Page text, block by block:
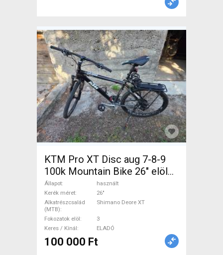
KTM Pro XT Disc aug 7-8-9
100k Mountain Bike 26" elöl
teleszkópos Shimano Deore
XT használt ELADÓ
Állapot
használt
Kerék méret
26"
Alkatrészcsalád
(MTB)
Shimano Deore XT
Fokozatok elöl
3
Keres / Kínál
ELADÓ
100 000 Ft